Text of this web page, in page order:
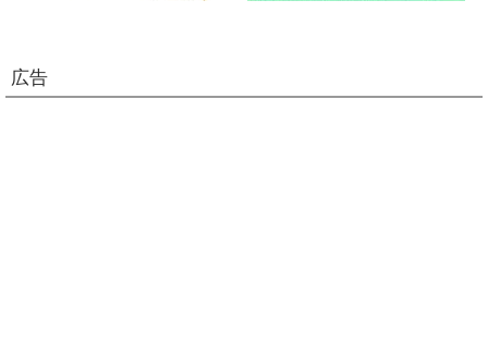
広告